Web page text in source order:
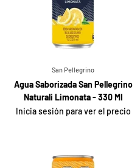
San Pellegrino
Agua Saborizada San Pellegrino
Naturali Limonata - 330 Ml
Inicia sesión para ver el precio